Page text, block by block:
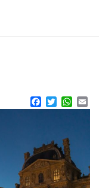
Facebook
Twitter